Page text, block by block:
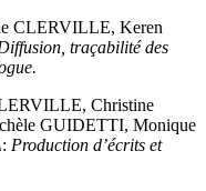
CLERVILLE, Keren
traçabilité des
Christine
GUIDETTI, Monique
Production d’écrits et